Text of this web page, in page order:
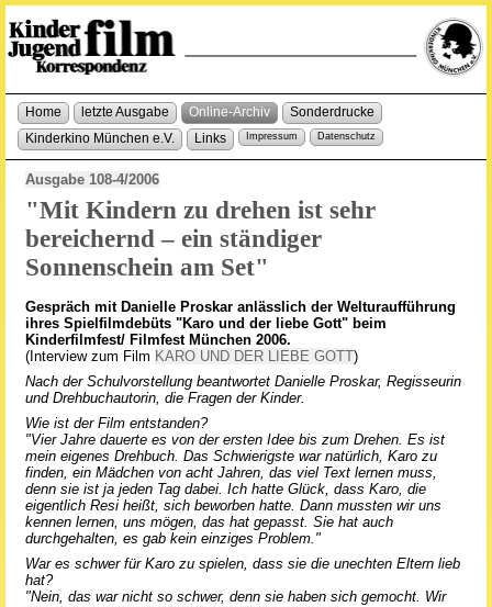
Home letzte Ausgabe Online-Archiv
Sonderdrucke
Kinderkino München e.V.
Links Impressum Datenschutz
Ausgabe 108-4/2006
"Mit Kindern zu drehen ist sehr
bereichernd – ein ständiger
Sonnenschein am Set"
Gespräch mit Danielle Proskar anlässlich der Welturaufführung
ihres Spielfilmdebüts "Karo und der liebe Gott" beim
Kinderfilmfest/ Filmfest München 2006.
(Interview zum Film KARO UND DER LIEBE GOTT)
Nach der Schulvorstellung beantwortet Danielle Proskar, Regisseurin
und Drehbuchautorin, die Fragen der Kinder.
Wie ist der Film entstanden?
"Vier Jahre dauerte es von der ersten Idee bis zum Drehen. Es ist
mein eigenes Drehbuch. Das Schwierigste war natürlich, Karo zu
finden, ein Mädchen von acht Jahren, das viel Text lernen muss,
denn sie ist ja jeden Tag dabei. Ich hatte Glück, dass Karo, die
eigentlich Resi heißt, sich beworben hatte. Dann mussten wir uns
kennen lernen, uns mögen, das hat gepasst. Sie hat auch
durchgehalten, es gab kein einziges Problem."
War es schwer für Karo zu spielen, dass sie die unechten Eltern lieb
hat?
"Nein, das war nicht so schwer, denn sie haben sich gemocht. Wir